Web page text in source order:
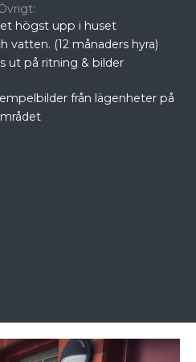
högst upp i huset
vatten. (12 månaders hyra)
ut på ritning & bilder
från lägenheter på